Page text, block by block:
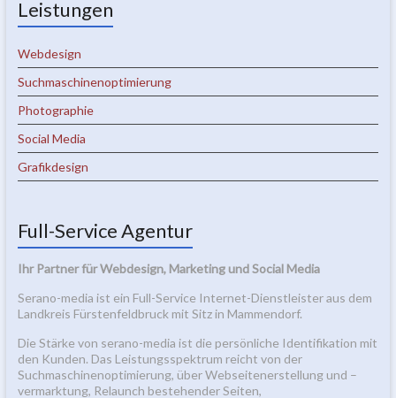
Leistungen
Webdesign
Suchmaschinenoptimierung
Photographie
Social Media
Grafikdesign
Full-Service Agentur
Ihr Partner für Webdesign, Marketing und Social Media
Serano-media ist ein Full-Service Internet-Dienstleister aus dem
Landkreis Fürstenfeldbruck mit Sitz in Mammendorf.
Die Stärke von serano-media ist die persönliche Identifikation mit
den Kunden. Das Leistungsspektrum reicht von der
Suchmaschinenoptimierung, über Webseitenerstellung und –
vermarktung, Relaunch bestehender Seiten,